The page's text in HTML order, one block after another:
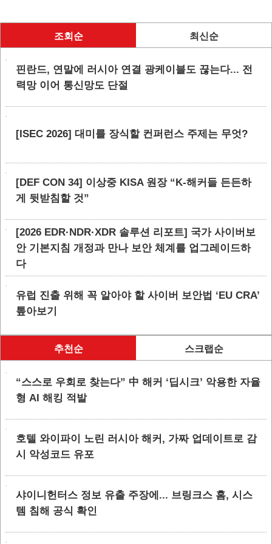
조회순 최신순
핀란드, 연말에 러시아 연결 광케이블도 끊는다... 전
력망 이어 통신망도 단절
[ISEC 2026] 대미를 장식할 컨퍼런스 주제는 무엇?
[DEF CON 34] 이상중 KISA 원장 “K-해커들 든든하
게 뒷받침할 것”
[2026 EDR·NDR·XDR 솔루션 리포트] 국가 사이버보
안 기본지침 개정과 만나 보안 체계를 업그레이드하
다
유럽 진출 위해 꼭 알아야 할 사이버 보안법 ‘EU CRA’
톺아보기
추천순 스크랩순
“스스로 우회로 찾는다” 中 해커 ‘딥시크’ 악용한 자율
형 AI 해킹 적발
호텔 와이파이 노린 러시아 해커, 가짜 업데이트로 감
시 악성코드 유포
샤이니헌터스 정보 유출 주장에... 브링크스 홈, 시스
템 침해 공식 확인